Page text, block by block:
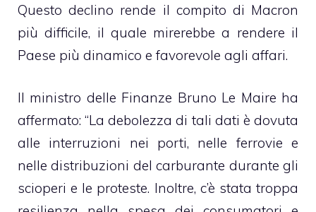
Questo declino rende il compito di Macron
più difficile, il quale mirerebbe a rendere il
Paese più dinamico e favorevole agli affari.
Il ministro delle Finanze Bruno Le Maire ha
affermato: “La debolezza di tali dati è dovuta
alle interruzioni nei porti, nelle ferrovie e
nelle distribuzioni del carburante durante gli
scioperi e le proteste. Inoltre, c’è stata troppa